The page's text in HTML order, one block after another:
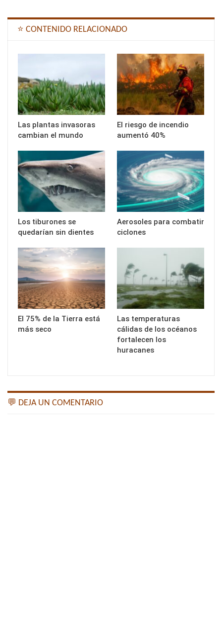
⭐ CONTENIDO RELACIONADO
Las plantas invasoras
cambian el mundo
El riesgo de incendio
aumentó 40%
Los tiburones se
quedarían sin dientes
Aerosoles para combatir
ciclones
El 75% de la Tierra está
más seco
Las temperaturas
cálidas de los océanos
fortalecen los
huracanes
💬 DEJA UN COMENTARIO